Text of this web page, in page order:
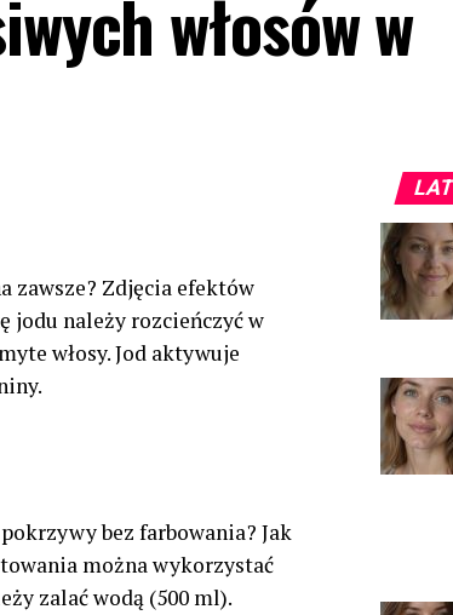
włosów w
zawsze? Zdjęcia efektów
jodu należy rozcieńczyć w
włosy. Jod aktywuje
bez farbowania? Jak
można wykorzystać
zalać wodą (500 ml).